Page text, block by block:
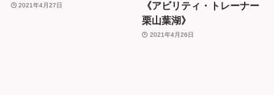
2021年4月27日
《アビリティ・トレーナー
栗山葉湖》
2021年4月26日